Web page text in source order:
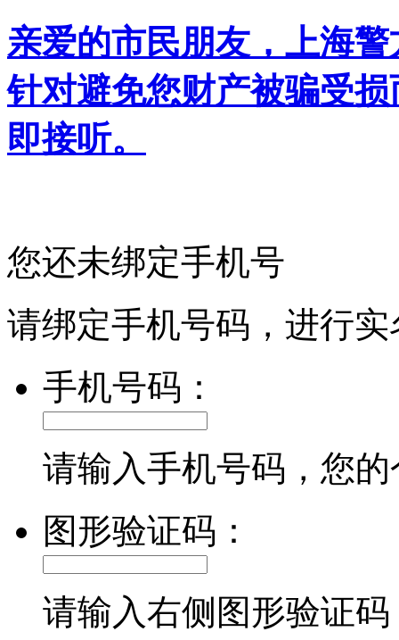
亲爱的市民朋友，上海
针对避免您财产被骗受
即接听。
您还未绑定手机号
请绑定手机号码，进行
手机号码：
请输入手机号码，您
图形验证码：
请输入右侧图形验证码